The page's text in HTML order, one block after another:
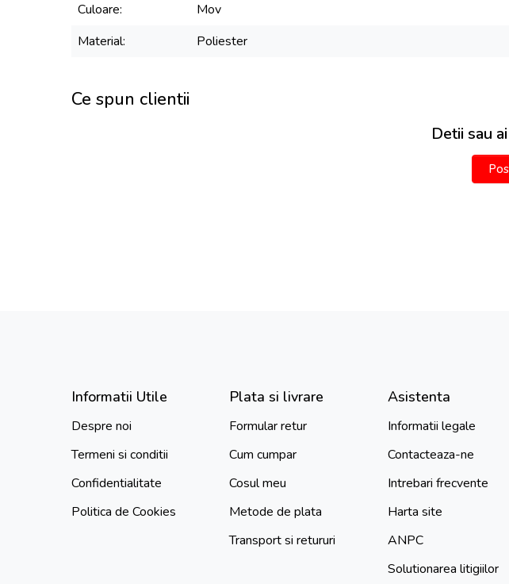
Culoare
Mov
Material
Poliester
Ce spun clientii
Detii sau
Informatii Utile
Despre noi
Termeni si conditii
Confidentialitate
Politica de Cookies
Plata si livrare
Formular retur
Cum cumpar
Cosul meu
Metode de plata
Transport si retururi
Asistenta
Informatii legale
Contacteaza-ne
Intrebari frecvente
Harta site
ANPC
Solutionarea litigiilor